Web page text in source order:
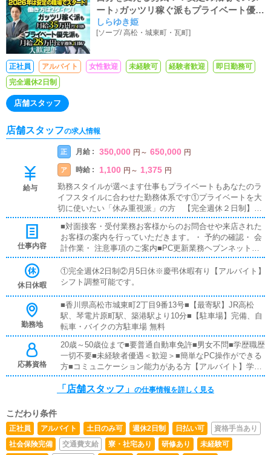
ート♪ガッツリ稼ぐ派もプライベート優先
派も大歓迎☆
しらゆき姫
[ソープ/高松・城東町・瓦町]
正社員 アルバイト 女性歓迎 未経験可 経験者歓迎
即日勤務可
完全週休2日制
店舗スタッフ
店舗スタッフの求人情報
給与
正 月給 : 350,000 円 ～ 650,000 円
ア 時給 : 1,100 円 ～ 1,375 円
勤務スタイルが選べます仕事もプライベートもあなたのラ
イフスタイルに合わせた勤務体系です①プライベートを大
切に使いたい「休み重視派」の方 【完全週休２日制】月
給28万円②がっつり稼ぎたい「給与重視派」の方 【月5
日休】月給35万円※働きながら勤務スタイルの変更も可能
です※社員有給休暇有り【アルバイト】日給6,000円※もっ
と稼ぎたい方は面接時にお伝えください。
仕事内容
■対面接客・受付業務お客様からのお問合せや来店された
お客様の案内を行っていただきます。・ 予約の確認・ 会
計作業・ 注意事項のご案内■PC更新業務ヘブンネットな
どのポータルサイトで、店舗情報の更新を行います。・
キャストの出勤情報やイベントの更新・ 求人ブログの作
成（簡単な文字入力ができればOK）＜ボタンを押すだけ
めます。■清掃・備品管理お客様やキャストの方が快適に
過ごせるように、・ 店内の清掃・ 備品の管理・補充をお
願いします。■キャストサポートキャストの方が安心して
働けるようにサポート！・ シフト管理：出勤スケジュー
ルの調整や変更対応・ 体調・メンタルケア：キャストの
体調や悩みの相談対応・ 業務フォロー：業務の質問対応
や働きやすい環境作りしっかりサポートしていく、やりが
いのあるお仕事です！【アルバイト】店舗内業務、電話・
メール対応、清掃ほか正社員の手伝い
休日休暇
①完全週休2日制②月5日休※慶弔休暇有り【アルバイト】
シフト調整可能です。
勤務地
■香川県高松市城東町2丁目9番13号■【最寄駅】JR高松
駅、琴電片原町駅、築港駅より10分■【駐車場】完備、自
転車・バイクの方駐車場 無料
応募資格
20歳～50歳位まで■要普通自動車免許■男女不問■学歴職歴
一切不要■未経験者優遇＜歓迎＞■簡単なPC操作ができる
方■コミュニケーション能力がある方【アルバイト】学生
OK ※18歳未満（高校生）不可wワークOK！副業に最適
「店舗スタッフ」 の仕事情報を詳しく見る
こだわり条件
正社員 アルバイト 土日のみ可 週休2日制 日払い可
資格手当あり
社会保険完備
交通費支給 寮・社宅あり 研修あり
未経験可